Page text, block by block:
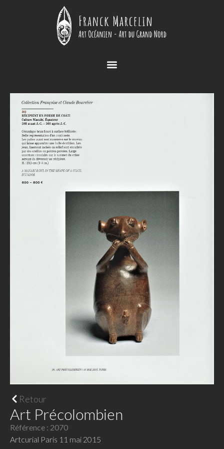
Retour
Art Précolombien
Référence : 2070
Artcurial Paris 11 mai 2015